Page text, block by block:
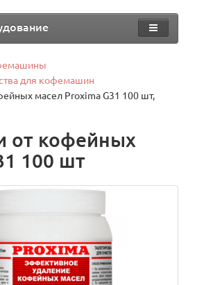
для кофемашин
масел Proxima G31 100 шт,
от кофейных
100 шт